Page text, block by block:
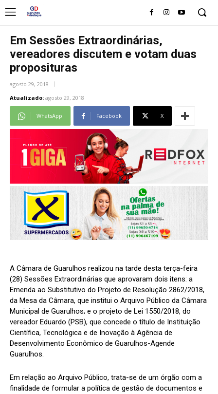
Em Sessões Extraordinárias,
vereadores discutem e votam duas
proposituras
agosto 29, 2018
Atualizado: agosto 29, 2018
WhatsApp Facebook X
A Câmara de Guarulhos realizou na tarde desta terça-feira
(28) Sessões Extraordinárias que aprovaram dois itens: a
Emenda ao Substitutivo do Projeto de Resolução 2862/2018,
da Mesa da Câmara, que institui o Arquivo Público da Câmara
Municipal de Guarulhos; e o projeto de Lei 1550/2018, do
vereador Eduardo (PSB), que concede o título de Instituição
Científica, Tecnológica e de Inovação à Agência de
Desenvolvimento Econômico de Guarulhos-Agende
Guarulhos.
Em relação ao Arquivo Público, trata-se de um órgão com a
finalidade de formular a política de gestão de documentos e